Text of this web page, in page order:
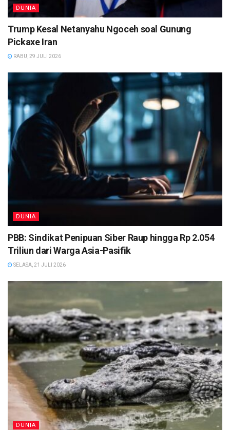
DUNIA
Trump Kesal Netanyahu Ngoceh soal Gunung
Pickaxe Iran
RABU, 29 JULI 2026
DUNIA
PBB: Sindikat Penipuan Siber Raup hingga Rp 2.054
Triliun dari Warga Asia-Pasifik
SELASA, 21 JULI 2026
DUNIA